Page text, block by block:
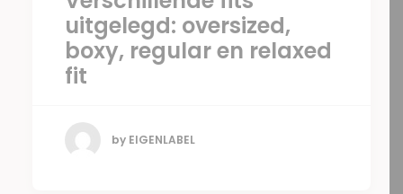
uitgelegd: oversized,
boxy, regular en relaxed
fit
by EIGENLABEL